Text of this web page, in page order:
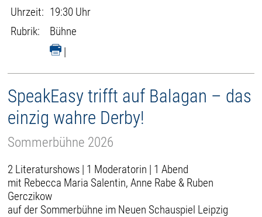
Uhrzeit: 19:30 Uhr
Rubrik:
Bühne
|
SpeakEasy trifft auf Balagan – das
einzig wahre Derby!
Sommerbühne 2026
2 Literaturshows | 1 Moderatorin | 1 Abend
mit Rebecca Maria Salentin, Anne Rabe & Ruben
Gerczikow
auf der Sommerbühne im Neuen Schauspiel Leipzig